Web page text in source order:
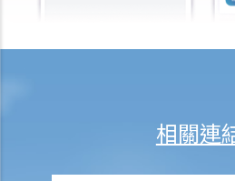
症的徵狀。不過，受權人沒有把持久授
相關連